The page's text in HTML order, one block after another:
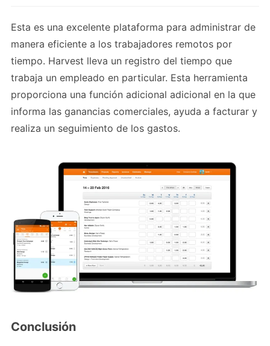
Esta es una excelente plataforma para administrar de
manera eficiente a los trabajadores remotos por
tiempo. Harvest lleva un registro del tiempo que
trabaja un empleado en particular. Esta herramienta
proporciona una función adicional adicional en la que
informa las ganancias comerciales, ayuda a facturar y
realiza un seguimiento de los gastos.
Conclusión